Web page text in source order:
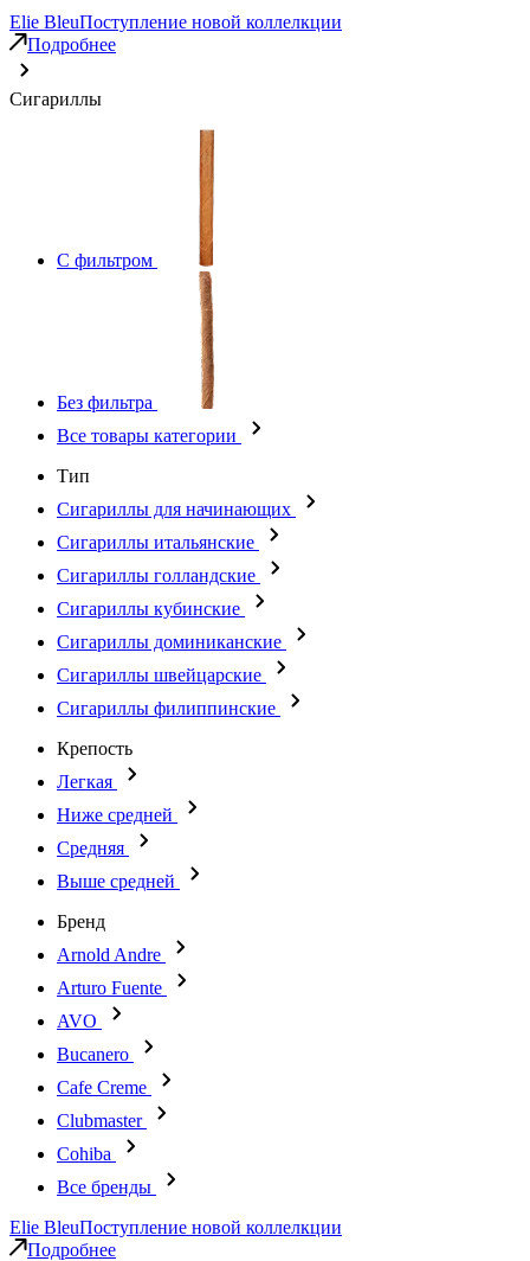
Elie BleuПоступление новой коллелкции
Подробнее
Сигариллы
С фильтром
Без фильтра
Все товары категории
Тип
Сигариллы для начинающих
Сигариллы итальянские
Сигариллы голландские
Сигариллы кубинские
Сигариллы доминиканские
Сигариллы швейцарские
Сигариллы филиппинские
Крепость
Легкая
Ниже средней
Средняя
Выше средней
Бренд
Arnold Andre
Arturo Fuente
AVO
Bucanero
Cafe Creme
Clubmaster
Cohiba
Все бренды
Elie BleuПоступление новой коллелкции
Подробнее